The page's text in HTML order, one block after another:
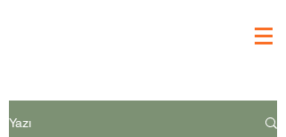
Yazı